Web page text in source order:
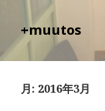
+muutos
月: 2016年3月